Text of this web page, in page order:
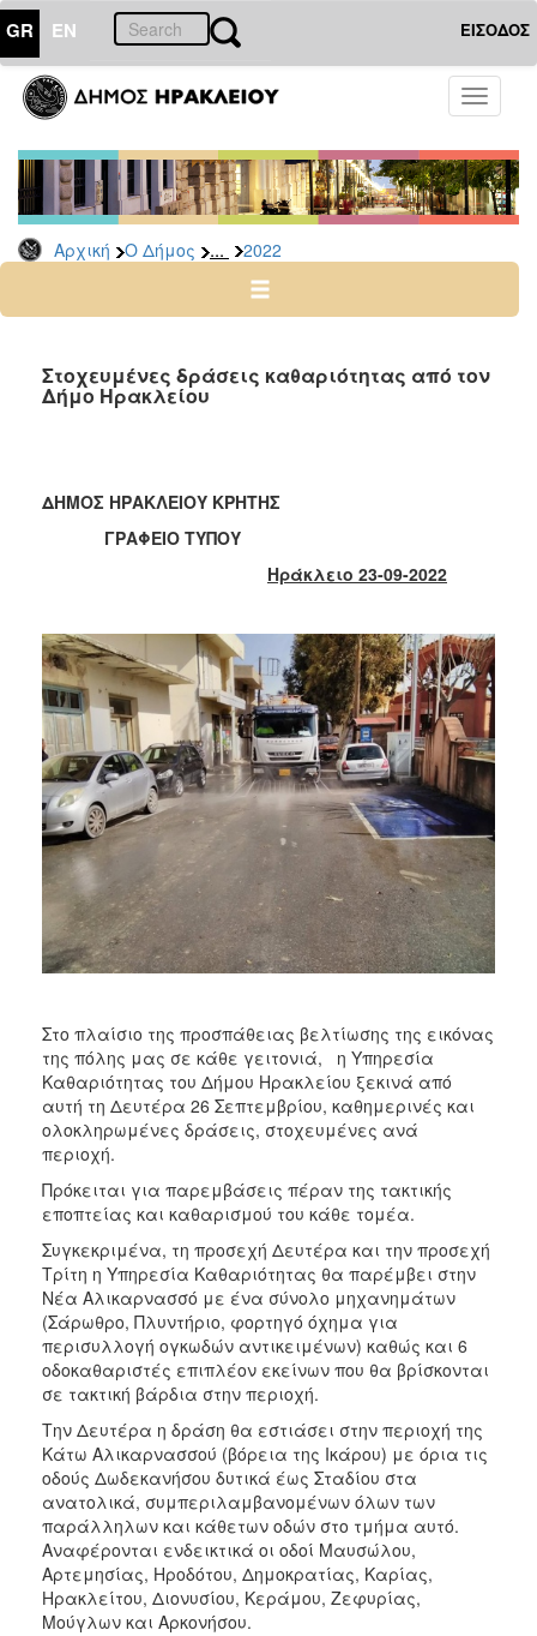
GR EN ΕΙΣΟΔΟΣ
Toggle
Αρχική Ο Δήμος ... 2022
ΔΗΜΟΣ
Δελτία
Τύπου
Αρχείο
2026
2024
2022
2019
2018
2015
2013
2012
2011
2010
2006
ΤΟΠΟΣ
ΠΟΛΙΤΙΣΜΟΣ
ΑΝΘΕΚΤΙΚΗ
ΠΟΛΗ
Στοχευμένες δράσεις καθαριότητας από τον
Δήμο Ηρακλείου
ΔΗΜΟΣ ΗΡΑΚΛΕΙΟΥ ΚΡΗΤΗΣ
ΓΡΑΦΕΙΟ ΤΥΠΟΥ
Ηράκλειο 23-09-2022
Στο πλαίσιο της προσπάθειας βελτίωσης της εικόνας
της πόλης μας σε κάθε γειτονιά, η Υπηρεσία
Καθαριότητας του Δήμου Ηρακλείου ξεκινά από
αυτή τη Δευτέρα 26 Σεπτεμβρίου, καθημερινές και
ολοκληρωμένες δράσεις, στοχευμένες ανά
περιοχή.
Πρόκειται για παρεμβάσεις πέραν της τακτικής
εποπτείας και καθαρισμού του κάθε τομέα.
Συγκεκριμένα, τη προσεχή Δευτέρα και την προσεχή
Τρίτη η Υπηρεσία Καθαριότητας θα παρέμβει στην
Νέα Αλικαρνασσό με ένα σύνολο μηχανημάτων
(Σάρωθρο, Πλυντήριο, φορτηγό όχημα για
περισυλλογή ογκωδών αντικειμένων) καθώς και 6
οδοκαθαριστές επιπλέον εκείνων που θα βρίσκονται
σε τακτική βάρδια στην περιοχή.
Την Δευτέρα η δράση θα εστιάσει στην περιοχή της
Κάτω Αλικαρνασσού (βόρεια της Ικάρου) με όρια τις
οδούς Δωδεκανήσου δυτικά έως Σταδίου στα
ανατολικά, συμπεριλαμβανομένων όλων των
παράλληλων και κάθετων οδών στο τμήμα αυτό.
Αναφέρονται ενδεικτικά οι οδοί Μαυσώλου,
Αρτεμησίας, Ηροδότου, Δημοκρατίας, Καρίας,
Ηρακλείτου, Διονυσίου, Κεράμου, Ζεφυρίας,
Μούγλων και Αρκονήσου.